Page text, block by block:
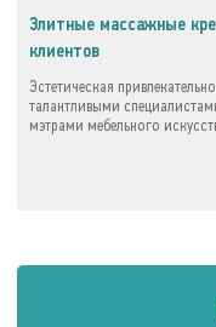
Элитные массажные
клиентов
Эстетическая
талантливыми
мэтрами мебельного